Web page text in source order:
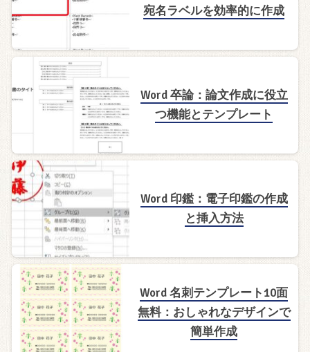
宛名ラベルを効率的に作成
Word 卒論：論文作成に役立
つ機能とテンプレート
Word 印鑑：電子印鑑の作成
と挿入方法
Word 名刺テンプレート10面
無料：おしゃれなデザインで
簡単作成